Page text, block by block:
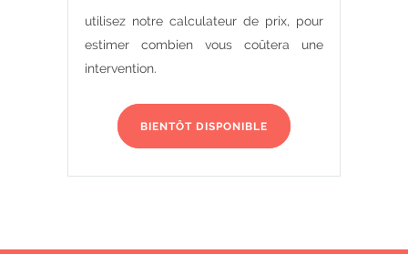
utilisez notre calculateur de prix, pour
estimer combien vous coûtera une
intervention.
BIENTÔT DISPONIBLE